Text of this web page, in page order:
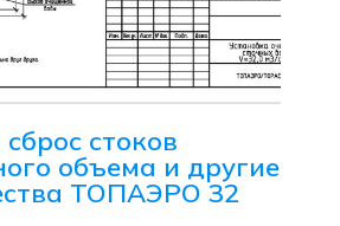
стоков
объема и другие
ТОПАЭРО 32